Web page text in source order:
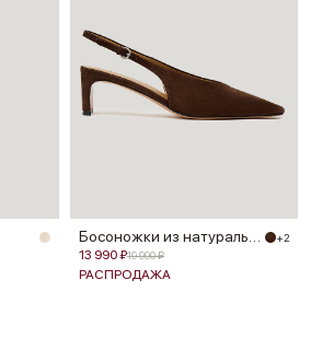
Босоножки из натуральной замши +2
13 990 ₽19 990 ₽
РАСПРОДАЖА